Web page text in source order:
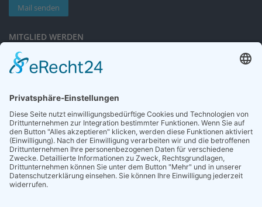
Mail senden
MITGLIED WERDEN
Sieben gute Gründe
für Ihre Mitgliedschaft
NEWSLETTER
Neuigkeiten rund um die Geriatrie und die DGG – regelmäßig in Ihrem
Postfach.